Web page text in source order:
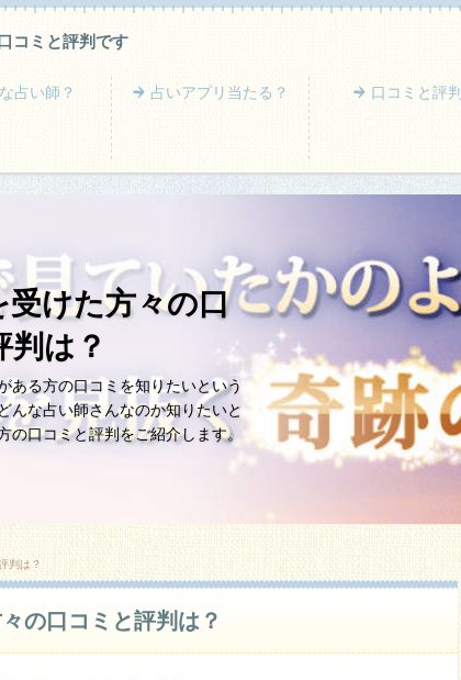
コミと評判です
占い師？ 占いアプリ当たる？ 口コミと評判
受けた方々の口
判は？
ある方の口コミを知りたいという
んな占い師さんなのか知りたいと
口コミと評判をご紹介します。
判は？
の口コミと評判は？